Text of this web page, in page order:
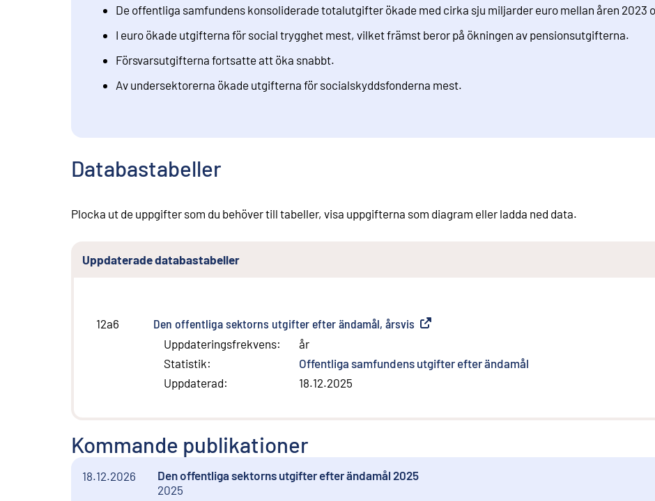
De offentliga samfundens konsoliderade totalutgifter ökade med cirka sju miljarder euro mellan åren 2023
I euro ökade utgifterna för social trygghet mest, vilket främst beror på ökningen av pensionsutgifterna.
Försvarsutgifterna fortsatte att öka snabbt.
Av undersektorerna ökade utgifterna för socialskyddsfonderna mest.
Databastabeller
Plocka ut de uppgifter som du behöver till tabeller, visa uppgifterna som diagram eller ladda ned data.
Uppdaterade databastabeller
12a6 Den offentliga sektorns utgifter efter ändamål, årsvis Extern länk
Uppdateringsfrekvens:
år
Statistik:
Offentliga samfundens utgifter efter ändamål
Uppdaterad: 18.12.2025
Kommande publikationer
18.12.2026
Den offentliga sektorns utgifter efter ändamål 2025
2025